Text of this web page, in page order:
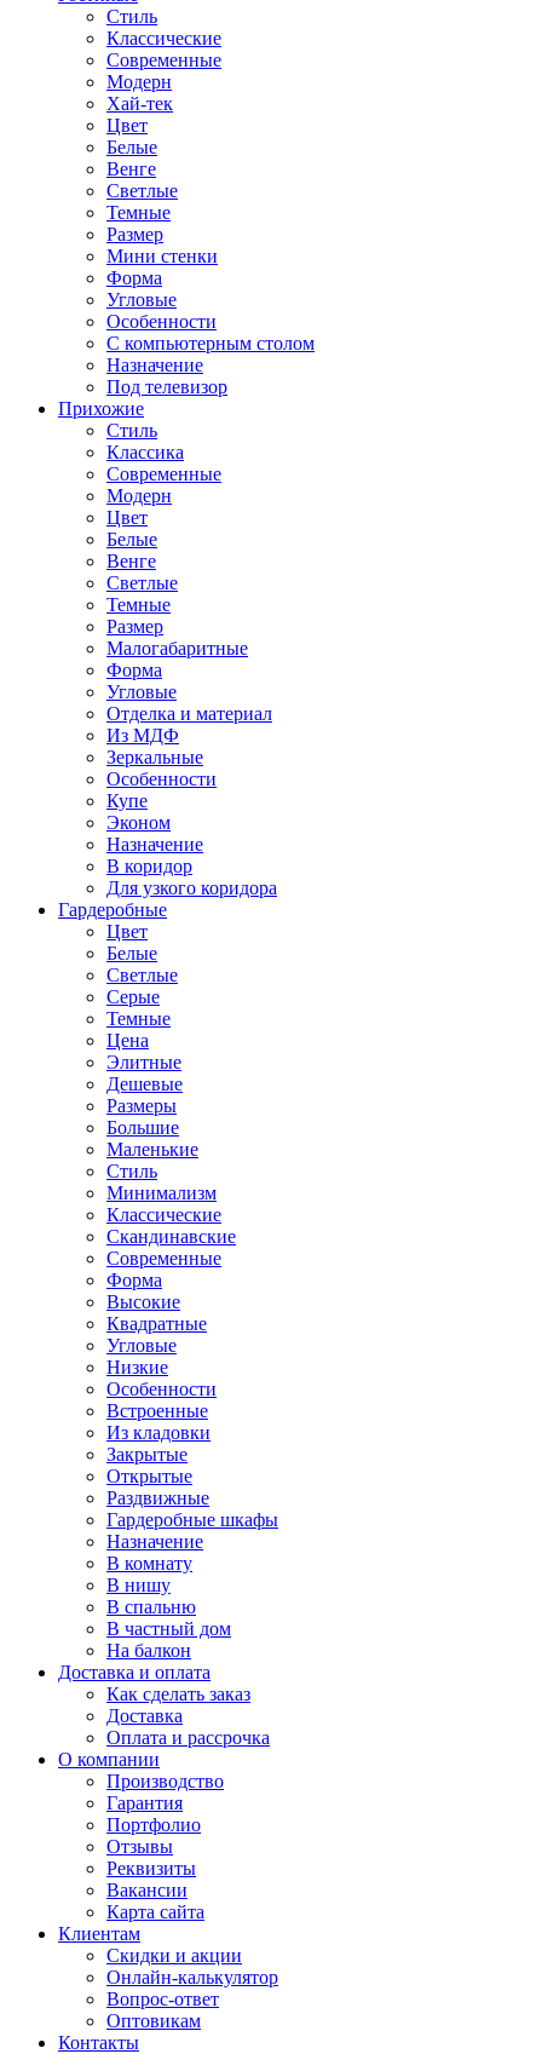
Стиль
Классические
Современные
Модерн
Хай-тек
Цвет
Белые
Венге
Светлые
Темные
Размер
Мини стенки
Форма
Угловые
Особенности
С компьютерным столом
Назначение
Под телевизор
Прихожие
Стиль
Классика
Современные
Модерн
Цвет
Белые
Венге
Светлые
Темные
Размер
Малогабаритные
Форма
Угловые
Отделка и материал
Из МДФ
Зеркальные
Особенности
Купе
Эконом
Назначение
В коридор
Для узкого коридора
Гардеробные
Цвет
Белые
Светлые
Серые
Темные
Цена
Элитные
Дешевые
Размеры
Большие
Маленькие
Стиль
Минимализм
Классические
Скандинавские
Современные
Форма
Высокие
Квадратные
Угловые
Низкие
Особенности
Встроенные
Из кладовки
Закрытые
Открытые
Раздвижные
Гардеробные шкафы
Назначение
В комнату
В нишу
В спальню
В частный дом
На балкон
Доставка и оплата
Как сделать заказ
Доставка
Оплата и рассрочка
О компании
Производство
Гарантия
Портфолио
Отзывы
Реквизиты
Вакансии
Карта сайта
Клиентам
Скидки и акции
Онлайн-калькулятор
Вопрос-ответ
Оптовикам
Контакты